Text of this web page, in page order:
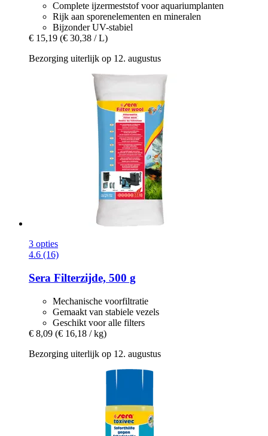
Complete ijzermeststof voor aquariumplanten
Rijk aan sporenelementen en mineralen
Bijzonder UV-stabiel
€ 15,19 (€ 30,38 / L)
Bezorging uiterlijk op 12. augustus
3 opties
4.6 (16)
Sera Filterzijde, 500 g
Mechanische voorfiltratie
Gemaakt van stabiele vezels
Geschikt voor alle filters
€ 8,09 (€ 16,18 / kg)
Bezorging uiterlijk op 12. augustus